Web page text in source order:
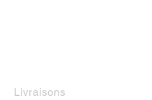
Livraisons